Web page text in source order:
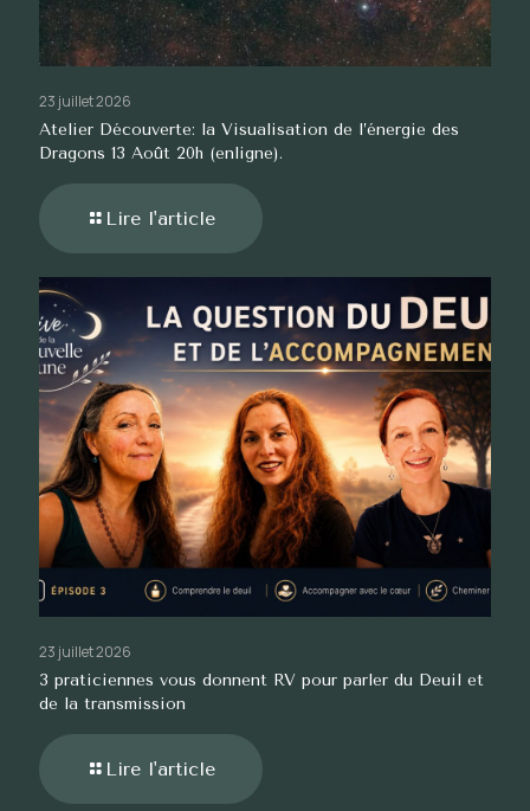
23 juillet 2026
Atelier Découverte: la Visualisation de l’énergie des
Dragons 13 Août 20h (enligne).
Lire l'article
23 juillet 2026
3 praticiennes vous donnent RV pour parler du Deuil et
de la transmission
Lire l'article